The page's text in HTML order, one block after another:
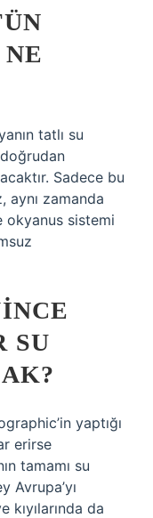
tatlı su
doğrudan
Sadece bu
aynı zamanda
okyanus sistemi
SU
yaptığı
erirse
tamamı su
Avrupa’yı
da